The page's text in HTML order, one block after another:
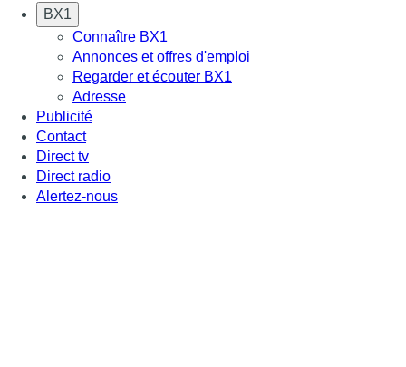
BX1
Connaître BX1
Annonces et offres d'emploi
Regarder et écouter BX1
Adresse
Publicité
Contact
Direct tv
Direct radio
Alertez-nous